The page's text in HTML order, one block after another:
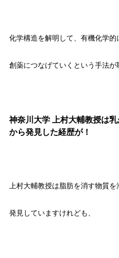
化学構造を解明して、有機化学的
創薬につなげていくという手法が
神奈川大学 上村大輔教授は
から発見した経歴が！
上村大輔教授は脂肪を消す物質
発見していますけれども、